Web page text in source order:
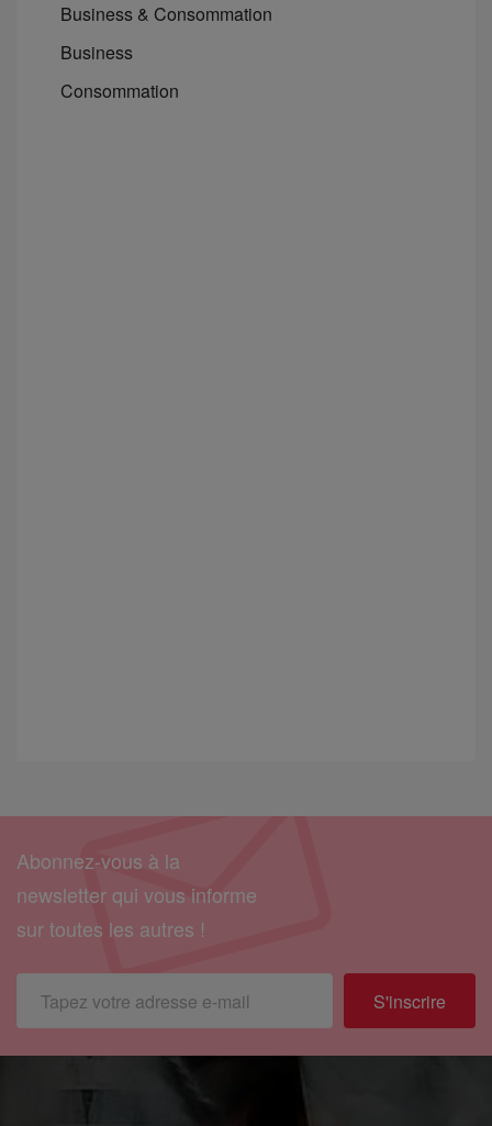
Business & Consommation
Business
Consommation
Abonnez-vous à la
newsletter qui vous informe
sur toutes les autres !
S'inscrire